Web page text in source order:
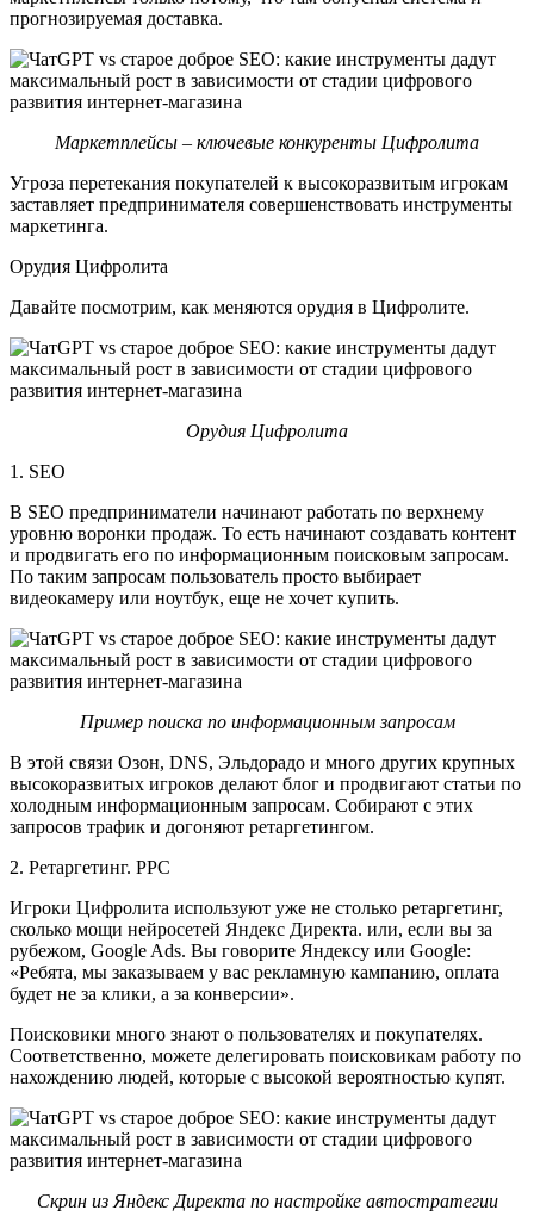
прогнозируемая доставка.
Маркетплейсы – ключевые конкуренты Цифролита
Угроза перетекания покупателей к высокоразвитым игрокам
заставляет предпринимателя совершенствовать инструменты
маркетинга.
Орудия Цифролита
Давайте посмотрим, как меняются орудия в Цифролите.
Орудия Цифролита
1. SEO
В SEO предприниматели начинают работать по верхнему
уровню воронки продаж. То есть начинают создавать контент
и продвигать его по информационным поисковым запросам.
По таким запросам пользователь просто выбирает
видеокамеру или ноутбук, еще не хочет купить.
Пример поиска по информационным запросам
В этой связи Озон, DNS, Эльдорадо и много других крупных
высокоразвитых игроков делают блог и продвигают статьи по
холодным информационным запросам. Собирают с этих
запросов трафик и догоняют ретаргетингом.
2. Ретаргетинг. PPC
Игроки Цифролита используют уже не столько ретаргетинг,
сколько мощи нейросетей Яндекс Директа. или, если вы за
рубежом, Google Ads. Вы говорите Яндексу или Google:
«Ребята, мы заказываем у вас рекламную кампанию, оплата
будет не за клики, а за конверсии».
Поисковики много знают о пользователях и покупателях.
Соответственно, можете делегировать поисковикам работу по
нахождению людей, которые с высокой вероятностью купят.
Скрин из Яндекс Директа по настройке автостратегии